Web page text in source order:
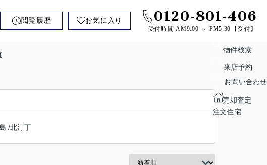
閲覧履歴 お気に入り 0120-801-406
受付時間 AM9:00 ～ PM5:30【受付】
/北汀丁
物件検索
来店予約
お問い合わせ
売却査定
注文住宅